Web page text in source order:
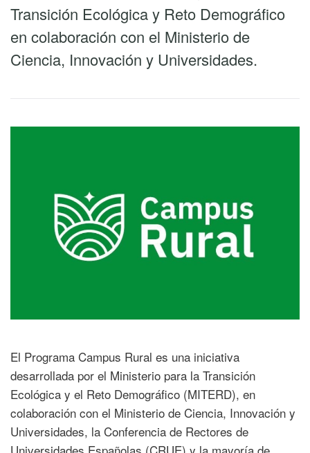
Transición Ecológica y Reto Demográfico
en colaboración con el Ministerio de
Ciencia, Innovación y Universidades.
El Programa Campus Rural es una iniciativa
desarrollada por el Ministerio para la Transición
Ecológica y el Reto Demográfico (MITERD), en
colaboración con el Ministerio de Ciencia, Innovación y
Universidades, la Conferencia de Rectores de